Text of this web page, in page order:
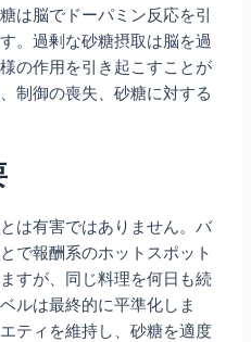
は脳でドーパミン反応を引
。過剰な砂糖摂取は脳を過
の作用を引き起こすことが
制御の喪失、砂糖に対する
は有害ではありません。バ
で報酬系のホットスポット
すが、同じ料理を何日も続
ルは最終的に平準化しま
ティを維持し、砂糖を適度